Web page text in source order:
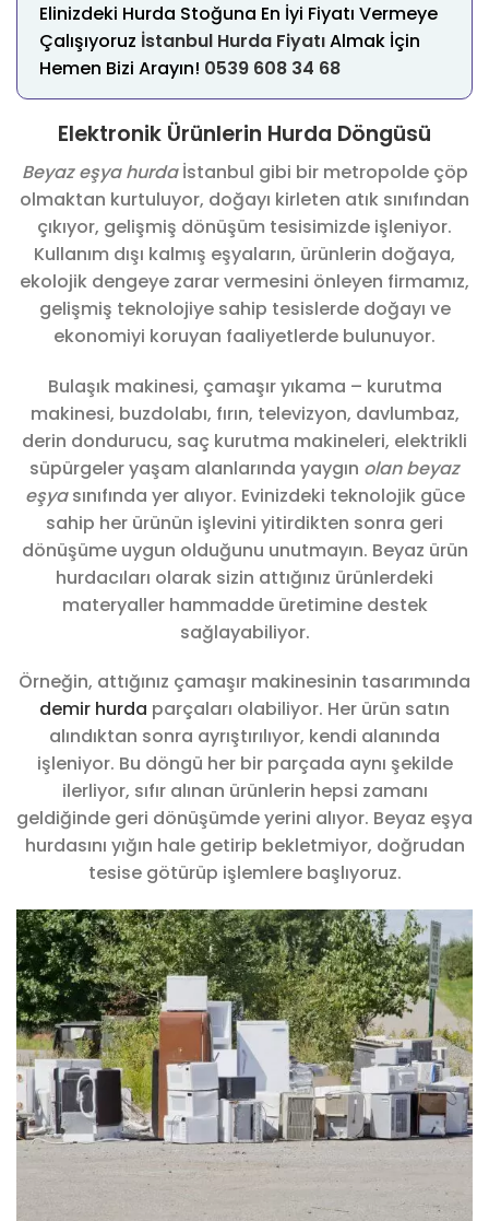
Elinizdeki Hurda Stoğuna En İyi Fiyatı Vermeye
Çalışıyoruz İstanbul Hurda FiyatıAlmak İçin
Hemen Bizi Arayın! 0539 608 34 68
Elektronik Ürünlerin Hurda Döngüsü
Beyaz eşya hurdaİstanbul gibi bir metropolde çöp
olmaktan kurtuluyor, doğayı kirleten atık sınıfından
çıkıyor, gelişmiş dönüşüm tesisimizde işleniyor.
Kullanım dışı kalmış eşyaların, ürünlerin doğaya,
ekolojik dengeye zarar vermesini önleyen firmamız,
gelişmiş teknolojiye sahip tesislerde doğayı ve
ekonomiyi koruyan faaliyetlerde bulunuyor.
Bulaşık makinesi, çamaşır yıkama – kurutma
makinesi, buzdolabı, fırın, televizyon, davlumbaz,
derin dondurucu, saç kurutma makineleri, elektrikli
süpürgeler yaşam alanlarında yaygın olan beyaz
eşyasınıfında yer alıyor. Evinizdeki teknolojik güce
sahip her ürünün işlevini yitirdikten sonra geri
dönüşüme uygun olduğunu unutmayın. Beyaz ürün
hurdacıları olarak sizin attığınız ürünlerdeki
materyaller hammadde üretimine destek
sağlayabiliyor.
Örneğin, attığınız çamaşır makinesinin tasarımında
demir hurda parçaları olabiliyor. Her ürün satın
alındıktan sonra ayrıştırılıyor, kendi alanında
işleniyor. Bu döngü her bir parçada aynı şekilde
ilerliyor, sıfır alınan ürünlerin hepsi zamanı
geldiğinde geri dönüşümde yerini alıyor. Beyaz eşya
hurdasını yığın hale getirip bekletmiyor, doğrudan
tesise götürüp işlemlere başlıyoruz.